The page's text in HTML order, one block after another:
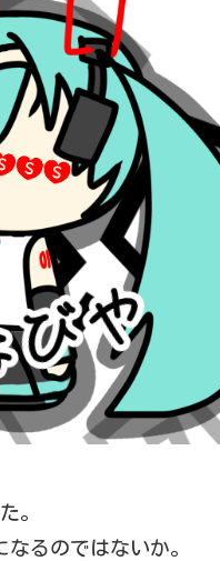
。
るのではないか。